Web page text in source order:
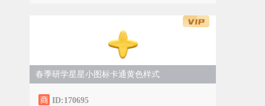
春季研学星星小图标卡通黄色样式
ID:170695